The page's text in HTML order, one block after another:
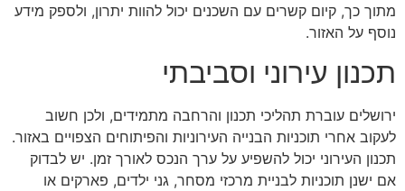
מתוך כך, קיום קשרים עם השכנים יכול להוות יתרון, ולספק מידע
נוסף על האזור.
תכנון עירוני וסביבתי
ירושלים עוברת תהליכי תכנון והרחבה מתמידים, ולכן חשוב
לעקוב אחרי תוכניות הבנייה העירוניות והפיתוחים הצפויים באזור.
תכנון העירוני יכול להשפיע על ערך הנכס לאורך זמן. יש לבדוק
אם ישנן תוכניות לבניית מרכזי מסחר, גני ילדים, פארקים או